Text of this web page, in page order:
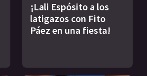
¡Lali Espósito a los
latigazos con Fito
Páez en una fiesta!